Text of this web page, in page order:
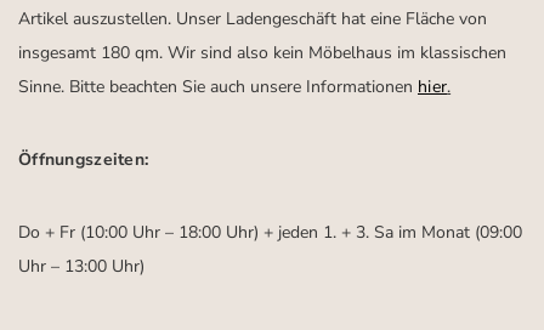
Artikel auszustellen. Unser Ladengeschäft hat eine Fläche von
insgesamt 180 qm. Wir sind also kein Möbelhaus im klassischen
Sinne. Bitte beachten Sie auch unsere Informationen hier.
Öffnungszeiten:
Do + Fr (10:00 Uhr – 18:00 Uhr) + jeden 1. + 3. Sa im Monat (09:00
Uhr – 13:00 Uhr)